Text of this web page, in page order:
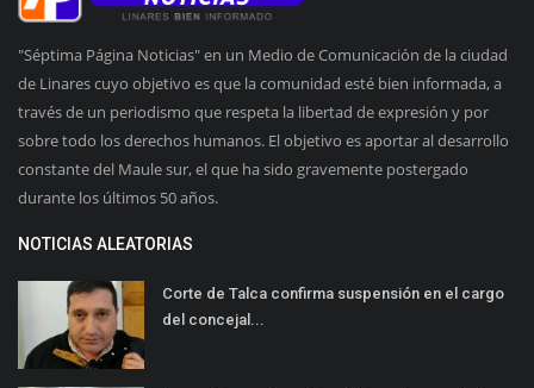
"Séptima Página Noticias" en un Medio de Comunicación de la ciudad
de Linares cuyo objetivo es que la comunidad esté bien informada, a
través de un periodismo que respeta la libertad de expresión y por
sobre todo los derechos humanos. El objetivo es aportar al desarrollo
constante del Maule sur, el que ha sido gravemente postergado
durante los últimos 50 años.
NOTICIAS ALEATORIAS
Corte de Talca confirma suspensión en el cargo
del concejal...